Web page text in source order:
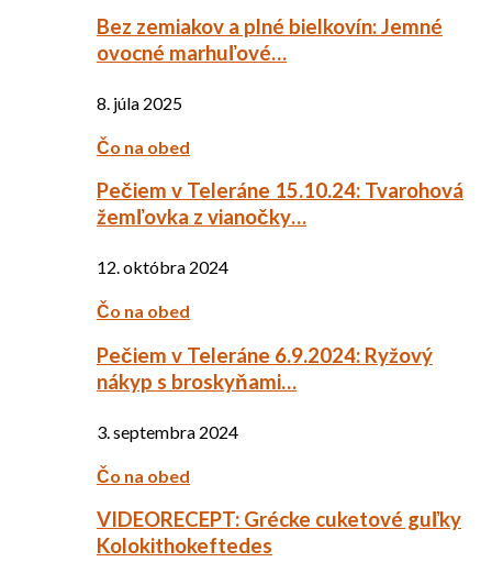
Bez zemiakov a plné bielkovín: Jemné
ovocné marhuľové…
8. júla 2025
Čo na obed
Pečiem v Teleráne 15.10.24: Tvarohová
žemľovka z vianočky…
12. októbra 2024
Čo na obed
Pečiem v Teleráne 6.9.2024: Ryžový
nákyp s broskyňami…
3. septembra 2024
Čo na obed
VIDEORECEPT: Grécke cuketové guľky
Kolokithokeftedes